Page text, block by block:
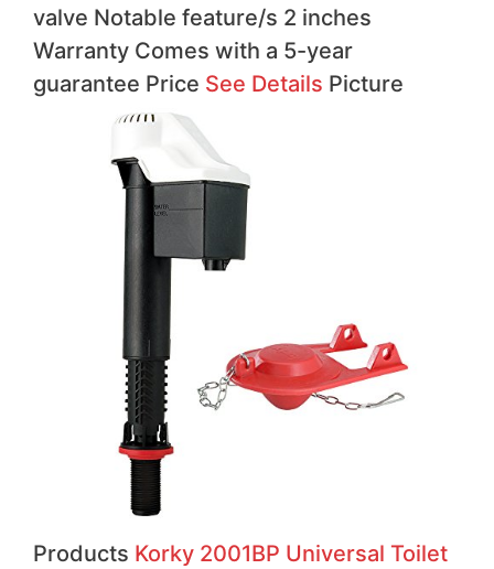
valve Notable feature/s 2 inches
Warranty Comes with a 5-year
guarantee Price See Details Picture
Products Korky 2001BP Universal Toilet